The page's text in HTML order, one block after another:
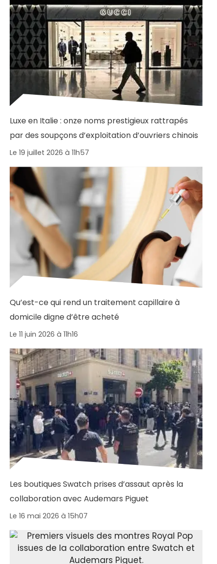
Luxe en Italie : onze noms prestigieux rattrapés
par des soupçons d’exploitation d’ouvriers chinois
Le 19 juillet 2026 à 11h57
Qu’est-ce qui rend un traitement capillaire à
domicile digne d’être acheté
Le 11 juin 2026 à 11h16
Les boutiques Swatch prises d’assaut après la
collaboration avec Audemars Piguet
Le 16 mai 2026 à 15h07